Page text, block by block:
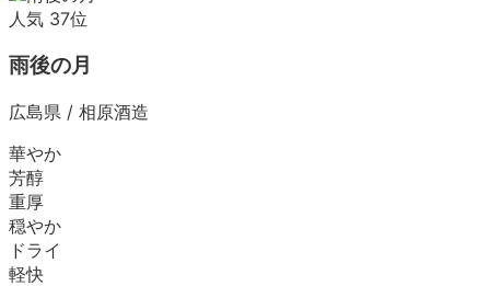
人気 37位
雨後の月
広島県 / 相原酒造
華やか
芳醇
重厚
穏やか
ドライ
軽快